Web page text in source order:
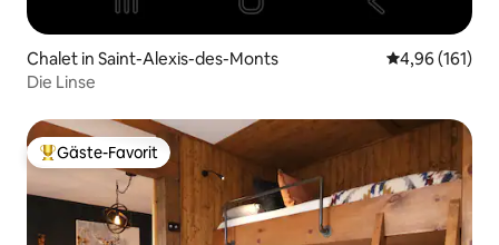
Chalet in Saint-Alexis-des-Monts
4,96 (161)
Die Linse
Beliebter Gäste-Favorit.
Gäste-Favorit